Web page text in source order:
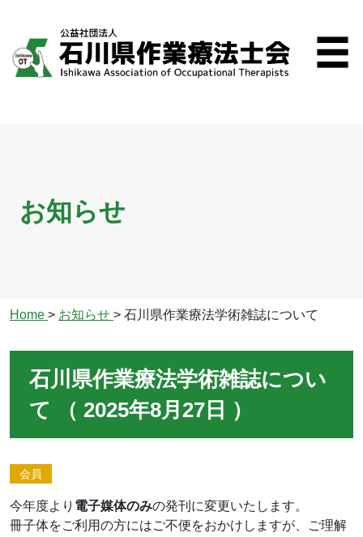
お知らせ
Home > お知らせ > 石川県作業療法学術雑誌について
石川県作業療法学術雑誌につい
て （ 2025年8月27日 ）
会員
今年度より 電子媒体のみの発刊に変更いたします。
冊子体をご利用の方にはご不便をおかけしますが、ご理解